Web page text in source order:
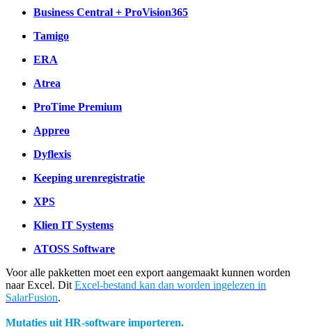
Business Central + ProVision365
Tamigo
ERA
Atrea
ProTime Premium
Appreo
Dyflexis
Keeping urenregistratie
XPS
Klien IT Systems
ATOSS Software
Voor alle pakketten moet een export aangemaakt kunnen worden
naar Excel. Dit Excel-bestand kan dan worden ingelezen in
SalarFusion.
Mutaties uit HR-software importeren.